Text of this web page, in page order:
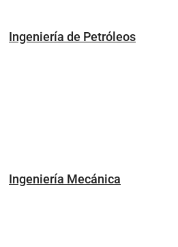
Ingeniería de Petróleos
Ingeniería Mecánica